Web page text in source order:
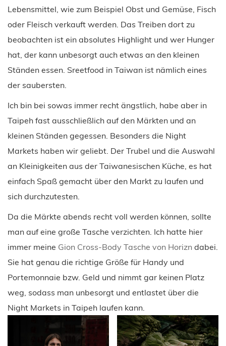
Lebensmittel, wie zum Beispiel Obst und Gemüse, Fisch
oder Fleisch verkauft werden. Das Treiben dort zu
beobachten ist ein absolutes Highlight und wer Hunger
hat, der kann unbesorgt auch etwas an den kleinen
Ständen essen. Sreetfood in Taiwan ist nämlich eines
der saubersten.
Ich bin bei sowas immer recht ängstlich, habe aber in
Taipeh fast ausschließlich auf den Märkten und an
kleinen Ständen gegessen. Besonders die Night
Markets haben wir geliebt. Der Trubel und die Auswahl
an Kleinigkeiten aus der Taiwanesischen Küche, es hat
einfach Spaß gemacht über den Markt zu laufen und
sich durchzutesten.
Da die Märkte abends recht voll werden können, sollte
man auf eine große Tasche verzichten. Ich hatte hier
immer meine Gion Cross-Body Tasche von Horizn dabei.
Sie hat genau die richtige Größe für Handy und
Portemonnaie bzw. Geld und nimmt gar keinen Platz
weg, sodass man unbesorgt und entlastet über die
Night Markets in Taipeh laufen kann.